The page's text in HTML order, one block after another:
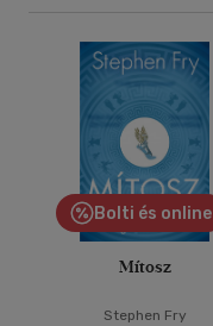
Bolti és online
Mítosz
Stephen Fry